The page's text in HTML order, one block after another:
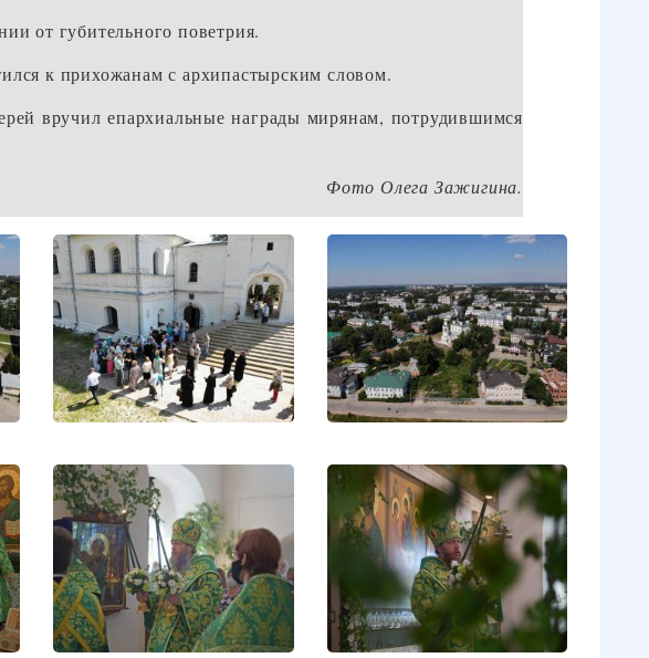
от губительного поветрия.
к прихожанам с архипастырским словом.
вручил епархиальные награды мирянам, потрудившимся
Фото Олега Зажигина.